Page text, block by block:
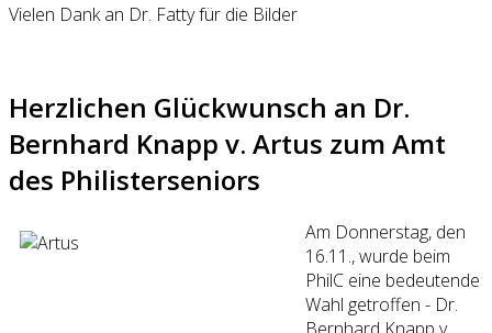
Vielen Dank an Dr. Fatty für die Bilder
Herzlichen Glückwunsch an Dr.
Bernhard Knapp v. Artus zum Amt
des Philisterseniors
Am Donnerstag, den
16.11., wurde beim
PhilC eine bedeutende
Wahl getroffen - Dr.